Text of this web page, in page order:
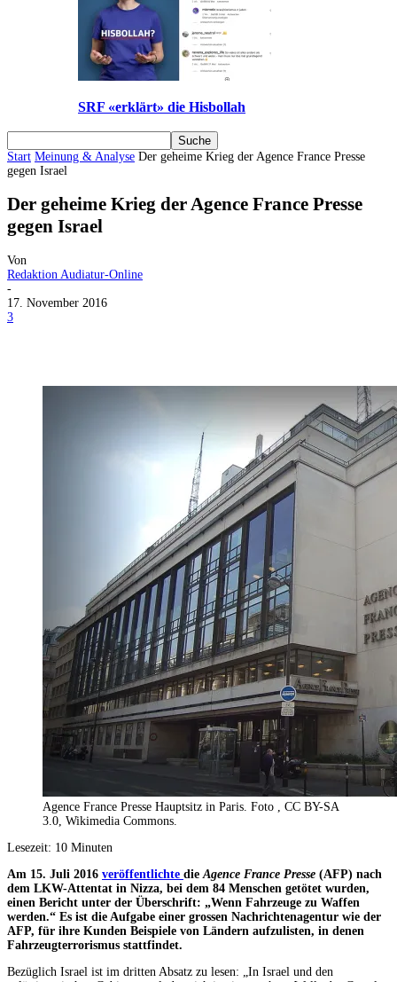
SRF «erklärt» die Hisbollah
Start Meinung & Analyse Der geheime Krieg der Agence France Presse
gegen Israel
Der geheime Krieg der Agence France Presse
gegen Israel
Von
Redaktion Audiatur-Online
-
17. November 2016
3
Agence France Presse Hauptsitz in Paris. Foto , CC BY-SA
3.0, Wikimedia Commons.
Lesezeit: 10 Minuten
Am 15. Juli 2016 veröffentlichte die Agence France Presse (AFP) nach
dem LKW-Attentat in Nizza, bei dem 84 Menschen getötet wurden,
einen Bericht unter der Überschrift: „Wenn Fahrzeuge zu Waffen
werden.“ Es ist die Aufgabe einer grossen Nachrichtenagentur wie der
AFP, für ihre Kunden Beispiele von Ländern aufzulisten, in denen
Fahrzeugterrorismus stattfindet.
Bezüglich Israel ist im dritten Absatz zu lesen: „In Israel und den